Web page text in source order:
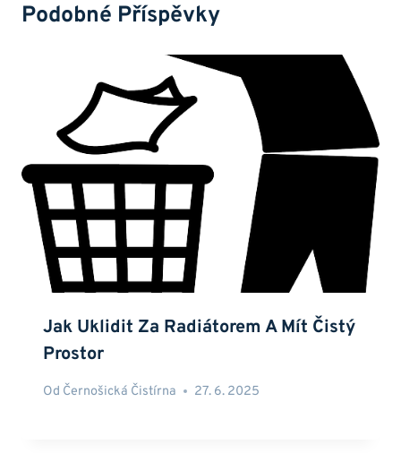
Podobné Příspěvky
Jak Uklidit Za Radiátorem A Mít Čistý
Prostor
Od Černošická Čistírna 27. 6. 2025